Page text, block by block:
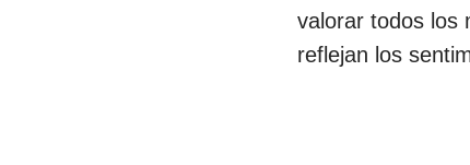
valorar todos los
reflejan los